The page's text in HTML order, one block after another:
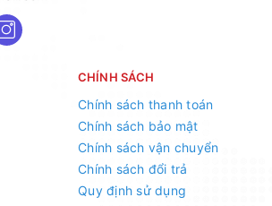
P2O5: 2% ; K2O: 1% ; B: 2000 ML
dung dịch sinh học đặc hiệu được thu ở
bánh dầu đậu phộng
CHÍNH SÁCH
Chính sách thanh toán
Chính sách bảo mật
Chính sách vận chuyển
Chính sách đổi trả
Quy định sử dụng